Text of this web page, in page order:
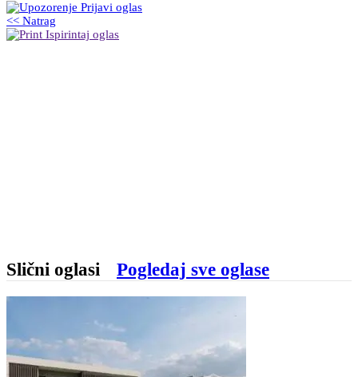
Prijavi oglas
<< Natrag
Ispirintaj oglas
Slični oglasi Pogledaj sve oglase